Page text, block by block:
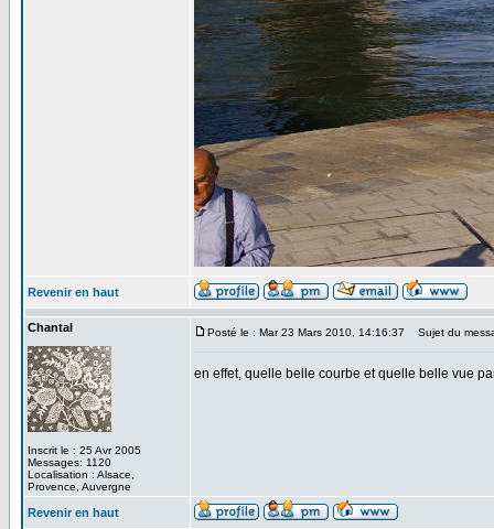
Revenir en haut
Chantal
Inscrit le : 25 Avr 2005
Messages: 1120
Localisation : Alsace,
Provence, Auvergne
Posté le : Mar 23 Mars 2010, 14:16:37 Sujet du
en effet, quelle belle courbe et quelle belle vue
Revenir en haut